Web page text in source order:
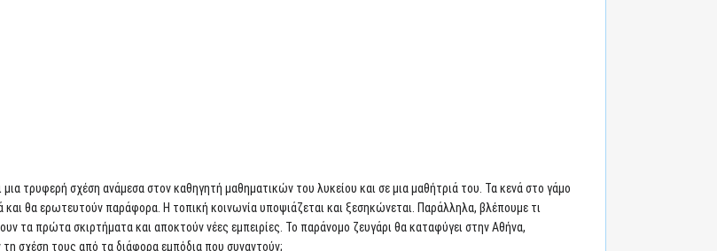
τρυφερή σχέση ανάμεσα στον καθηγητή μαθηματικών του λυκείου και σε μια μαθήτριά του. Τα κενά στο γάμο
θα ερωτευτούν παράφορα. Η τοπική κοινωνία υποψιάζεται και ξεσηκώνεται. Παράλληλα, βλέπουμε τι
τα πρώτα σκιρτήματα και αποκτούν νέες εμπειρίες. Το παράνομο ζευγάρι θα καταφύγει στην Αθήνα,
τους από τα διάφορα εμπόδια που συναντούν;